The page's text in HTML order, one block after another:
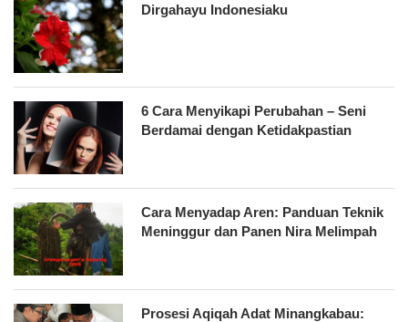
Dirgahayu Indonesiaku
6 Cara Menyikapi Perubahan – Seni
Berdamai dengan Ketidakpastian
Cara Menyadap Aren: Panduan Teknik
Meninggur dan Panen Nira Melimpah
Prosesi Aqiqah Adat Minangkabau: